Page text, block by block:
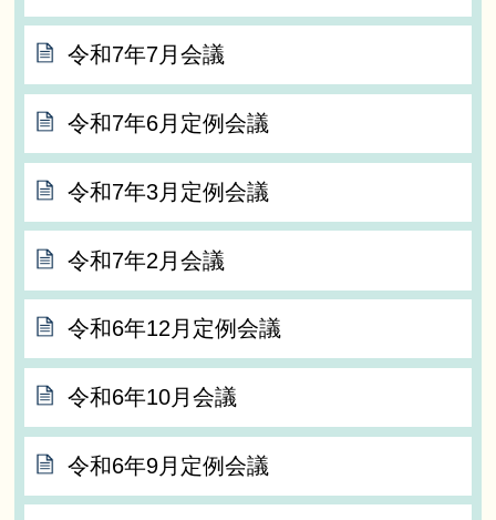
令和7年7月会議
令和7年6月定例会議
令和7年3月定例会議
令和7年2月会議
令和6年12月定例会議
令和6年10月会議
令和6年9月定例会議